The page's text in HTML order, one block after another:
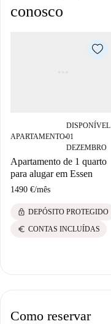
conosco
APARTAMENTO■
DISPONÍVEL
01
DEZEMBRO
Apartamento de 1 quarto
para alugar em Essen
1490 €/mês
lock DEPÓSITO PROTEGIDO
euro CONTAS INCLUÍDAS
Como reservar